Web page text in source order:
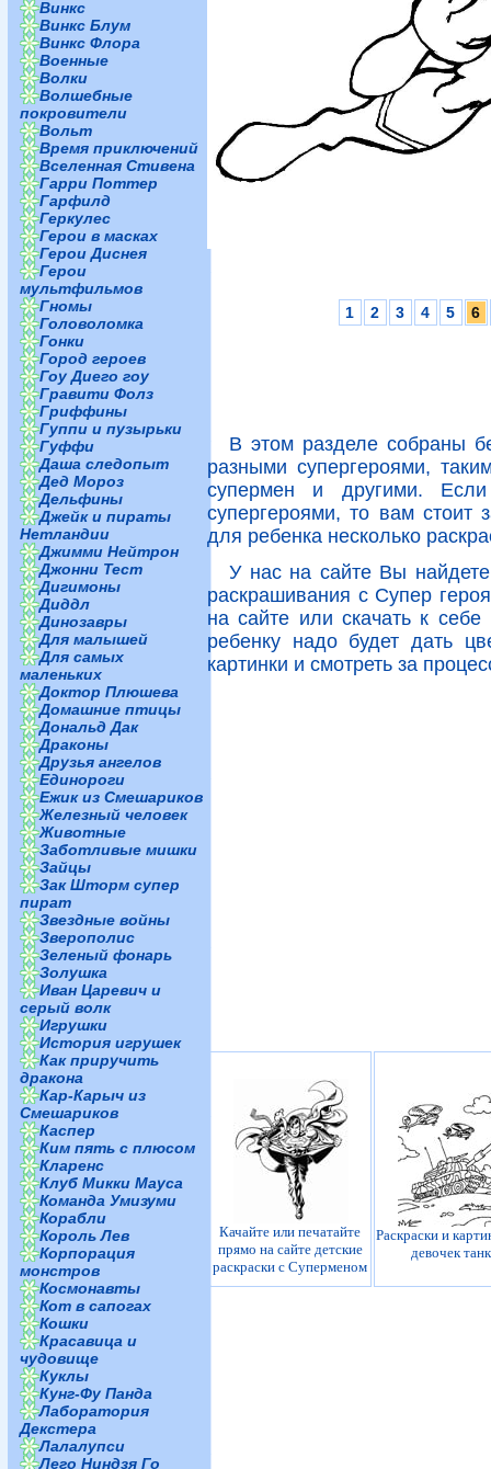
Винкс
Винкс Блум
Винкс Флора
Военные
Волки
Волшебные
покровители
Вольт
Время приключений
Вселенная Стивена
Гарри Поттер
Гарфилд
Геркулес
Герои в масках
Герои Диснея
Герои
мультфильмов
Гномы
Головоломка
Гонки
Город героев
Гоу Диего гоу
Гравити Фолз
Гриффины
Гуппи и пузырьки
Гуффи
Даша следопыт
Дед Мороз
Дельфины
Джейк и пираты
Нетландии
Джимми Нейтрон
Джонни Тест
Дигимоны
Диддл
Динозавры
Для малышей
Для самых
маленьких
Доктор Плюшева
Домашние птицы
Дональд Дак
Драконы
Друзья ангелов
Единороги
Ежик из Смешариков
Железный человек
Животные
Заботливые мишки
Зайцы
Зак Шторм супер
пират
Звездные войны
Зверополис
Зеленый фонарь
Золушка
Иван Царевич и
серый волк
Игрушки
История игрушек
Как приручить
дракона
Кар-Карыч из
Смешариков
Каспер
Ким пять с плюсом
Кларенс
Клуб Микки Мауса
Команда Умизуми
Корабли
Король Лев
Корпорация
монстров
Космонавты
Кот в сапогах
Кошки
Красавица и
чудовище
Куклы
Кунг-Фу Панда
Лаборатория
Декстера
Лалалупси
Лего Ниндзя Го
1 2 3 4 5 6
В этом разделе собраны
разными супергероями,
супермен и другими.
супергероями, то вам стоит
для ребенка несколько
У нас на сайте Вы
раскрашивания с Супер
на сайте или скачать к
ребенку надо будет дать
картинки и смотреть за
Качайте или печатайте
прямо на сайте детские
раскраски с Суперменом
Раскраски и
девочек